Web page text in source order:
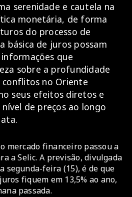
serenidade e cautela na
monetária, de forma
do processo de
básica de juros possam
que
sobre a profundidade
conflitos no Oriente
seus efeitos diretos e
de preços ao longo
mercado financeiro passou a
a Selic. A previsão, divulgada
segunda-feira (15), é de que
fiquem em 13,5% ao ano,
passada.